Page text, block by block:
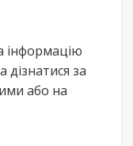
інформацію
за
або на